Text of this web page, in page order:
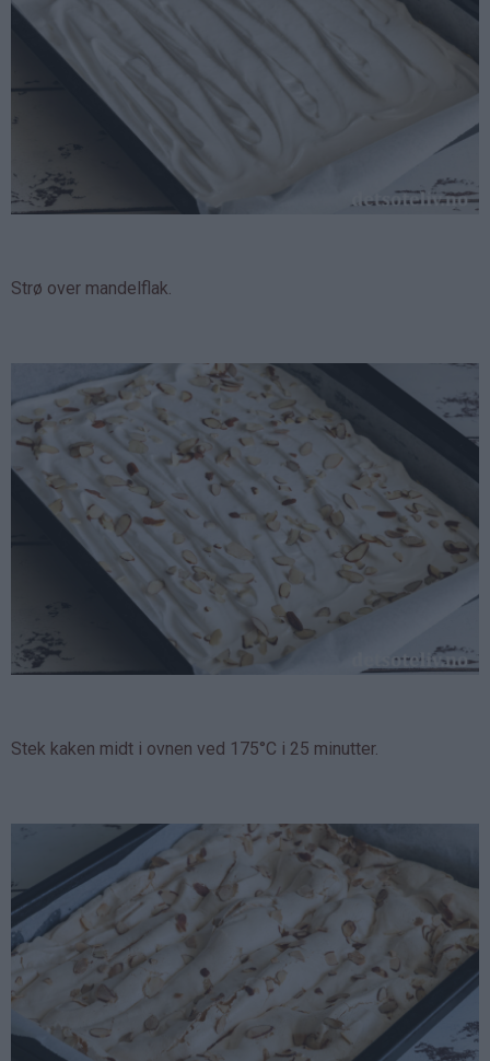
Strø over mandelflak.
Stek kaken midt i ovnen ved 175°C i 25 minutter.